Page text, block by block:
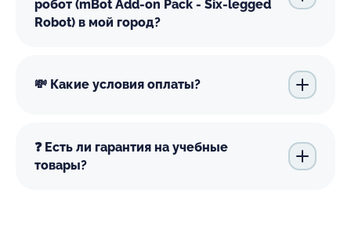
робот (mBot Add-on Pack - Six-legged
Robot) в мой город?
💸 Какие условия оплаты?
❓ Есть ли гарантия на учебные
товары?